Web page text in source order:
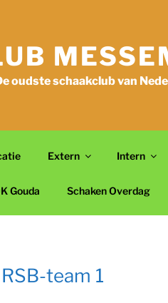
oudste schaakclub van
Extern Intern
Gouda Schaken Overdag
team 1